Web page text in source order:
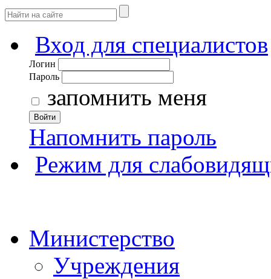
Вход для специалистов
Логин
Пароль
запомнить меня
Войти
Напомнить пароль
Режим для
Министерство
Учреждения